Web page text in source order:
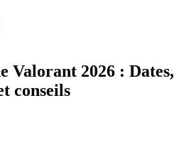
Valorant 2026 : Dates,
conseils